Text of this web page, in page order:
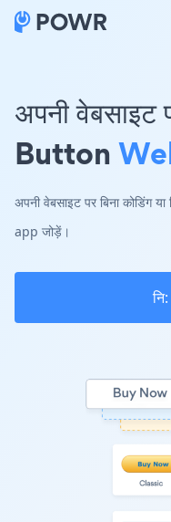
अपनी
Button
अपनी वेबसाइट पर बिना कोडिंग
app जोड़ें।